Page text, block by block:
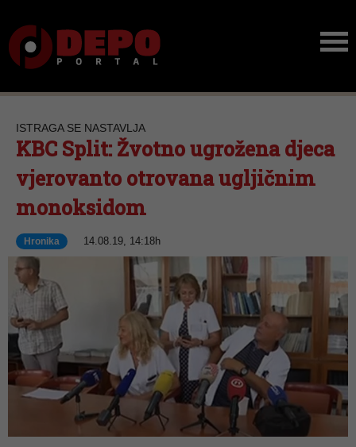
ISTRAGA SE NASTAVLJA
KBC Split: Žvotno ugrožena djeca
vjerovanto otrovana ugljičnim
monoksidom
Hronika 14.08.19, 14:18h